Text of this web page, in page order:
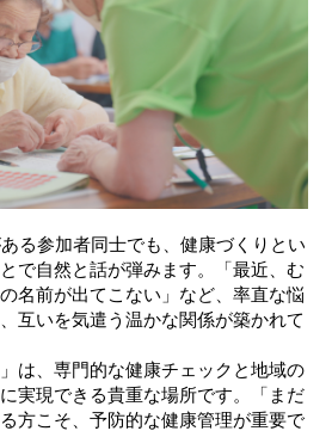
る参加者同士でも、健康づくりとい
で自然と話が弾みます。「最近、む
名前が出てこない」など、率直な悩
互いを気遣う温かな関係が築かれて
は、専門的な健康チェックと地域の
実現できる貴重な場所です。「まだ
方こそ、予防的な健康管理が重要で